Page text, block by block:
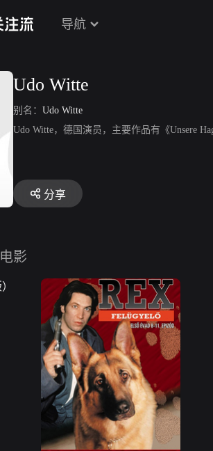
导航
Udo Witte
别名： Udo Witte
Udo Witte，德国演员，主要作品有《Unsere
分享
电影